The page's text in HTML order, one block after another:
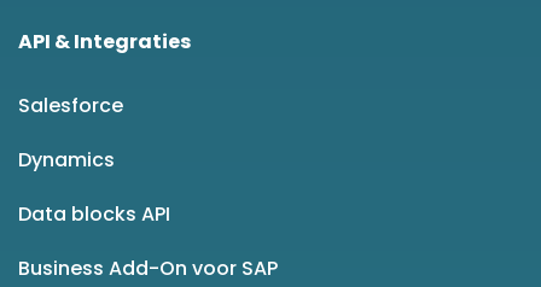
API & Integraties
Salesforce
Dynamics
Data blocks API
Business Add-On voor SAP